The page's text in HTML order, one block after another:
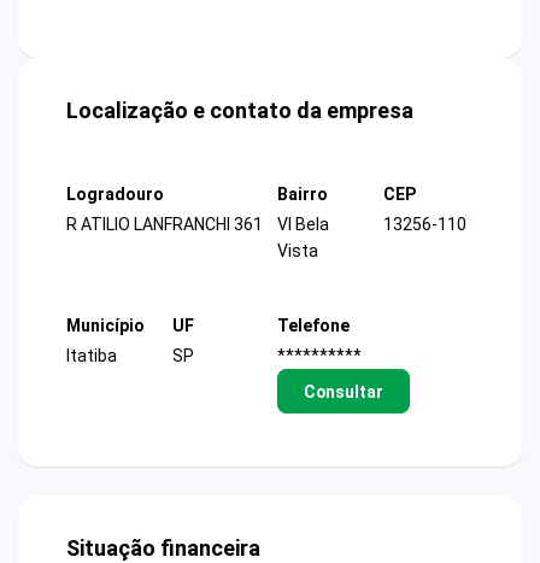
Localização e contato da empresa
Logradouro
R ATILIO LANFRANCHI 361
Bairro
Vl Bela
Vista
CEP
13256-110
Município
Itatiba
UF
SP
Telefone
**********
Consultar
Situação financeira